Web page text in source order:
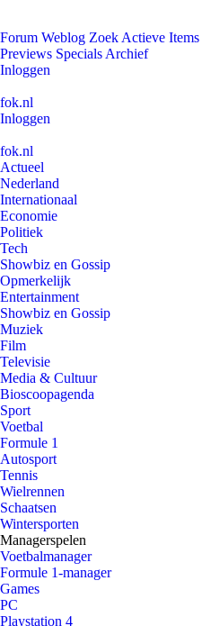
Forum Weblog Zoek Actieve Items
Previews Specials Archief
Inloggen
fok.nl
Inloggen
fok.nl
Actueel
Nederland
Internationaal
Economie
Politiek
Tech
Showbiz en Gossip
Opmerkelijk
Entertainment
Showbiz en Gossip
Muziek
Film
Televisie
Media & Cultuur
Bioscoopagenda
Sport
Voetbal
Formule 1
Autosport
Tennis
Wielrennen
Schaatsen
Wintersporten
Managerspelen
Voetbalmanager
Formule 1-manager
Games
PC
Playstation 4